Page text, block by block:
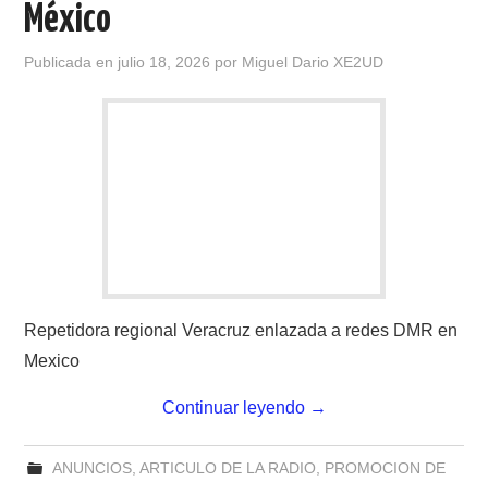
México
Publicada en julio 18, 2026 por Miguel Dario XE2UD
Repetidora regional Veracruz enlazada a redes DMR en
Mexico
Continuar leyendo →
ANUNCIOS, ARTICULO DE LA RADIO, PROMOCION DE